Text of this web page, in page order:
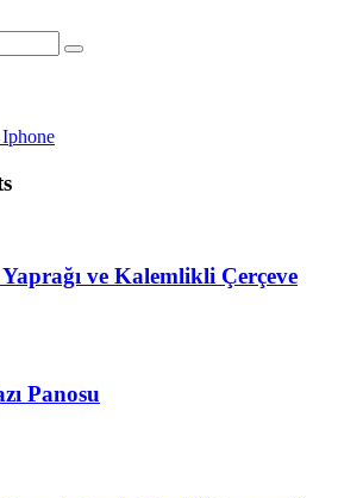
Iphone
ve Kalemlikli Çerçeve
Panosu